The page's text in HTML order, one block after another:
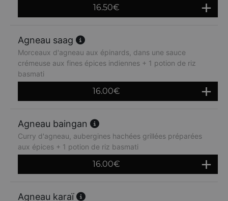
16.50€
Agneau saag
Morceaux d'agneau aux épinards, dans une sauce
crémeuse aux fines épices indiennes + 1 potion de riz
basmati
16.00€
Agneau baingan
Curry d'agneau, aubergines hachées grillées préparées
aux épices + 1 potion de riz basmati
16.00€
Agneau karaï